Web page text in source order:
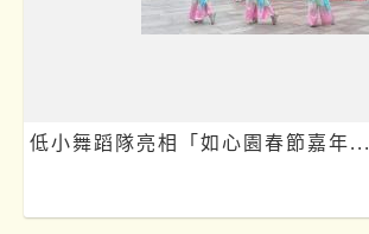
低小舞蹈隊亮相「如心園春節嘉年...